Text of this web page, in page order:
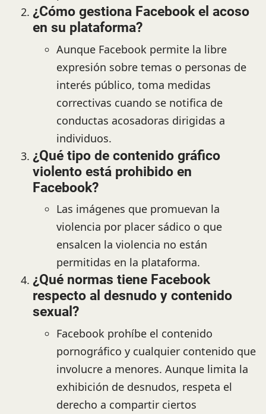
¿Cómo gestiona Facebook el acoso
en su plataforma?
Aunque Facebook permite la libre
expresión sobre temas o personas de
interés público, toma medidas
correctivas cuando se notifica de
conductas acosadoras dirigidas a
individuos.
¿Qué tipo de contenido gráfico
violento está prohibido en
Facebook?
Las imágenes que promuevan la
violencia por placer sádico o que
ensalcen la violencia no están
permitidas en la plataforma.
¿Qué normas tiene Facebook
respecto al desnudo y contenido
sexual?
Facebook prohíbe el contenido
pornográfico y cualquier contenido que
involucre a menores. Aunque limita la
exhibición de desnudos, respeta el
derecho a compartir ciertos